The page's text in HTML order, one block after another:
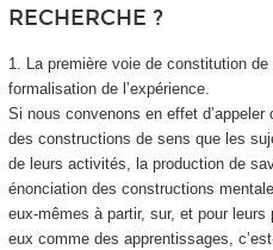
RECHERCHE ?
1. La première voie de constitution
formalisation de l’expérience.
Si nous convenons en effet d’appeler
des constructions de sens que les
de leurs activités, la production de
énonciation des constructions
eux-mêmes à partir, sur, et pour
eux comme des apprentissages,